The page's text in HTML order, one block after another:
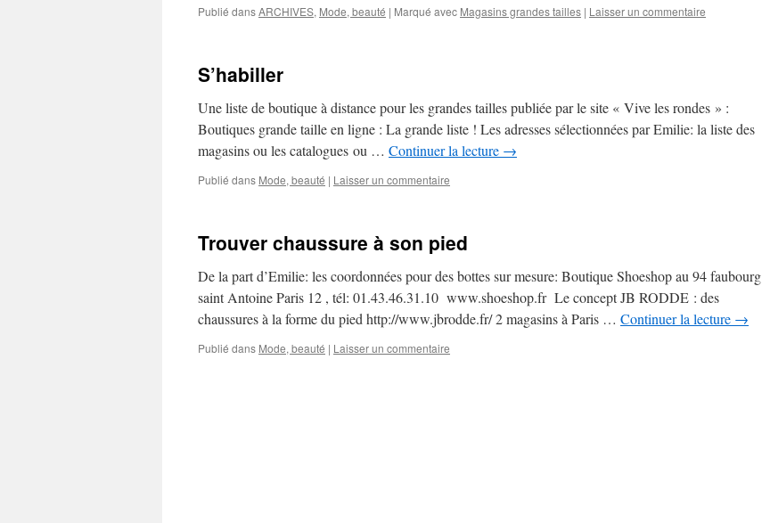
Publié dansARCHIVES, Mode, beauté | Marqué avec Magasins grandes tailles | Laisser un commentaire
S’habiller
Une liste de boutique à distance pour les grandes tailles publiée par le site « Vive les rondes » :
Boutiques grande taille en ligne : La grande liste ! Les adresses sélectionnées par Emilie: la liste des
magasins ou les catalogues ou … Continuer la lecture →
Publié dans Mode, beauté | Laisser un commentaire
Trouver chaussure à son pied
De la part d’Emilie: les coordonnées pour des bottes sur mesure: Boutique Shoeshop au 94 faubourg
saint Antoine Paris 12 , tél: 01.43.46.31.10 www.shoeshop.fr Le concept JB RODDE : des
chaussures à la forme du pied http://www.jbrodde.fr/ 2 magasins à Paris … Continuer la lecture →
Publié dans Mode, beauté | Laisser un commentaire